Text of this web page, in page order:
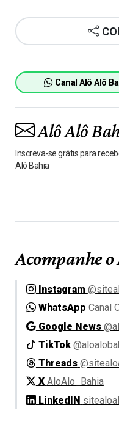
Canal Alô Alô
Alô Alô
Inscreva-se grátis para
Alô Bahia
Acompanhe
Instagram
WhatsApp Canal
Google News
TikTok
Threads
X AloAlo_Bahia
LinkedIN